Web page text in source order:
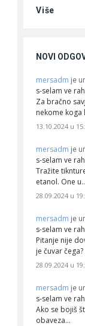
Više
NOVI
mersadm je
s-selam ve
Za bračno
nekome
13.10.2024 u
mersadm je
s-selam ve
Tražite
etanol. One
28.09.2024 u
mersadm je
s-selam ve
Pitanje nije
je čuvar
28.09.2024 u
mersadm je
s-selam ve
Ako se bojiš
obaveza…